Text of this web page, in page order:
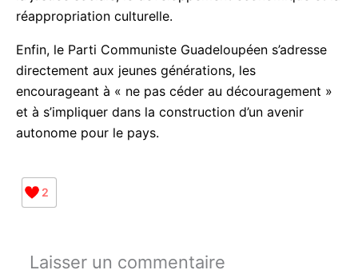
d’émancipation , fondé sur la justice sociale, le
culturelle.
Enfin, le Parti Communiste Guadeloupéen s’adresse
directement aux jeunes générations, les
encourageant à « ne pas céder au découragement